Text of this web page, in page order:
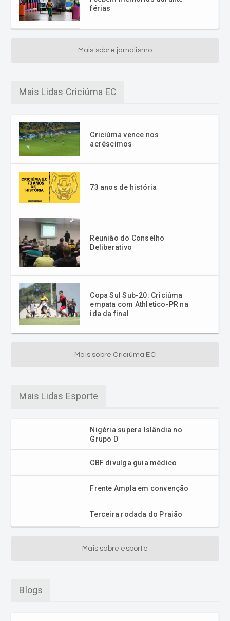
férias
Mais sobre jornalismo
Mais Lidas Criciúma EC
Criciúma vence nos
acréscimos
73 anos de história
Reunião do Conselho
Deliberativo
Copa Sul Sub-20: Criciúma
empata com Athletico-PR na
ida da final
Mais sobre Criciúma EC
Mais Lidas Esporte
Nigéria supera Islândia no
Grupo D
CBF divulga guia médico
Frente Ampla em convenção
Terceira rodada do Praião
Mais sobre esporte
Blogs